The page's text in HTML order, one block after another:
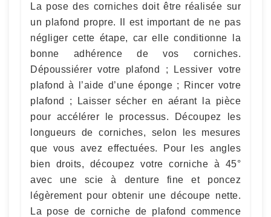
La pose des corniches doit être réalisée sur
un plafond propre. Il est important de ne pas
négliger cette étape, car elle conditionne la
bonne adhérence de vos corniches.
Dépoussiérer votre plafond ; Lessiver votre
plafond à l’aide d’une éponge ; Rincer votre
plafond ; Laisser sécher en aérant la pièce
pour accélérer le processus. Découpez les
longueurs de corniches, selon les mesures
que vous avez effectuées. Pour les angles
bien droits, découpez votre corniche à 45°
avec une scie à denture fine et poncez
légèrement pour obtenir une découpe nette.
La pose de corniche de plafond commence